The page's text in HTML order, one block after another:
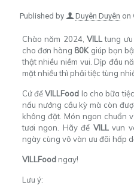
Published by Duyên Duyên on
Chào năm 2024,VILLtung
cho đơn hàng 80Kgiúp bạn
thật nhiều niềm vui. Dịp đầu
mặt nhiều thì phải tiệc tùng
Cứ đểVILLFood lo cho bữa
nấu nướng cầu kỳ mà còn
không đặt. Món ngon chuẩn
tươi ngon. Hãy để VILLvun
ngày cùng vô vàn ưu đãi hấp
VILLFoodngay!
Lưu ý: